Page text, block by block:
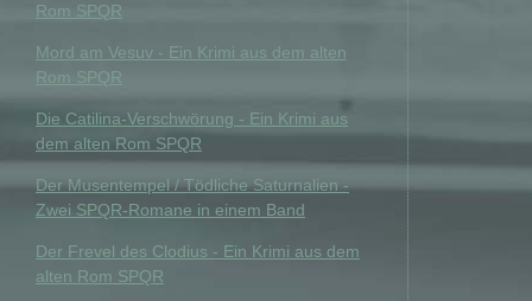
Rom SPQR
Mord am Vesuv - Ein Krimi aus dem alten
Rom SPQR
Die Catilina-Verschwörung - Ein Krimi aus
dem alten Rom SPQR
Der Musentempel / Tödliche Saturnalien -
Zwei SPQR-Romane in einem Band
Der Frevel des Clodius - Ein Krimi aus dem
alten Rom SPQR